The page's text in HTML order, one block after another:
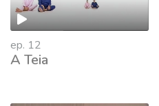
ep. 12
A Teia